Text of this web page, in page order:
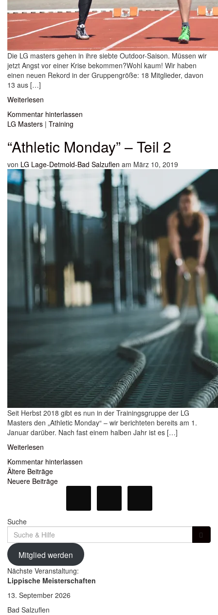
Die LG masters gehen in ihre siebte Outdoor-Saison. Müssen wir
jetzt Angst vor einer Krise bekommen?Wohl kaum! Wir haben
einen neuen Rekord in der Gruppengröße: 18 Mitglieder, davon
13 aus […]
Weiterlesen
Kommentar hinterlassen
LG Masters | Training
“Athletic Monday” – Teil 2
von LG Lage-Detmold-Bad Salzuflen am März 10, 2019
Seit Herbst 2018 gibt es nun in der Trainingsgruppe der LG
Masters den „Athletic Monday“ – wir berichteten bereits am 1.
Januar darüber. Nach fast einem halben Jahr ist es […]
Weiterlesen
Kommentar hinterlassen
Beitragsnavigation
Ältere Beiträge
Neuere Beiträge
Suche
Suche
für:
Mitglied werden
Nächste Veranstaltung:
Lippische Meisterschaften
13. September 2026
Bad Salzuflen